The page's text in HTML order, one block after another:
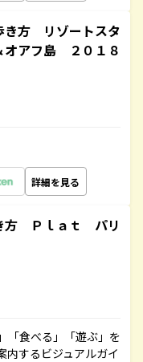
方 リゾートスタ
アフ島 ２０１８
詳細を見る
方 Ｐｌａｔ パリ
「食べる」「遊ぶ」を
内するビジュアルガイ